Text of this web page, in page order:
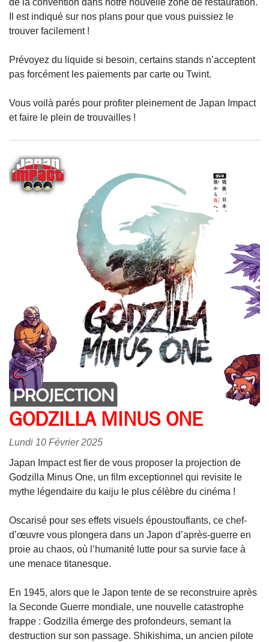
de la convention dans notre nouvelle zone de restauration.
Il est indiqué sur nos plans pour que vous puissiez le
trouver facilement !
Prévoyez du liquide si besoin, certains stands n’acceptent
pas forcément les paiements par carte ou Twint.
Vous voilà parés pour profiter pleinement de Japan Impact
et faire le plein de trouvailles !
GODZILLA MINUS ONE
Lundi 10 Février 2025
Japan Impact est fier de vous proposer la projection de
Godzilla Minus One, un film exceptionnel qui revisite le
mythe légendaire du kaiju le plus célèbre du cinéma !
Oscarisé pour ses effets visuels époustouflants, ce chef-
d’œuvre vous plongera dans un Japon d’après-guerre en
proie au chaos, où l’humanité lutte pour sa survie face à
une menace titanesque.
En 1945, alors que le Japon tente de se reconstruire après
la Seconde Guerre mondiale, une nouvelle catastrophe
frappe : Godzilla émerge des profondeurs, semant la
destruction sur son passage. Shikishima, un ancien pilote